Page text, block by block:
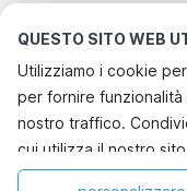
QUESTO SITO WEB
Utilizziamo i cookie
per fornire funzionalità
nostro traffico.
cui utilizza il nostro
analisi dei dati web,
Le destinazioni
vacanze
Città con i migliori
Casa vacanze a misura di
Casa vacanze a misura
Servizi più popolari
Vacanza con il cane -